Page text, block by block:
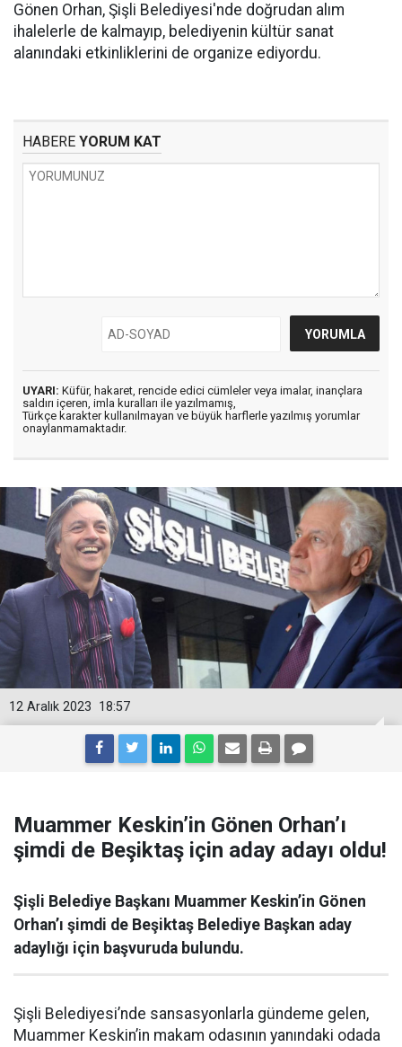
Gönen Orhan, Şişli Belediyesi'nde doğrudan alım
ihalelerle de kalmayıp, belediyenin kültür sanat
alanındaki etkinliklerini de organize ediyordu.
HABERE YORUM KAT
UYARI: Küfür, hakaret, rencide edici cümleler veya imalar, inançlara
saldırı içeren, imla kuralları ile yazılmamış,
Türkçe karakter kullanılmayan ve büyük harflerle yazılmış yorumlar
onaylanmamaktadır.
18:57
12 Aralık 2023
Muammer Keskin’in Gönen Orhan’ı
şimdi de Beşiktaş için aday adayı oldu!
Şişli Belediye Başkanı Muammer Keskin’in Gönen
Orhan’ı şimdi de Beşiktaş Belediye Başkan aday
adaylığı için başvuruda bulundu.
Şişli Belediyesi’nde sansasyonlarla gündeme gelen,
Muammer Keskin’in makam odasının yanındaki odada